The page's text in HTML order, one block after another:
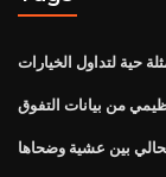
حية لتداول الخيارات
من بيانات التفوق
بين عشية وضحاها